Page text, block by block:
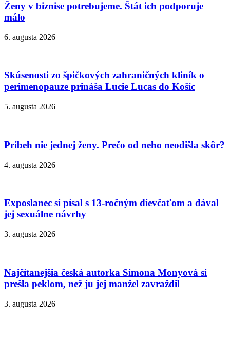
Ženy v biznise potrebujeme. Štát ich podporuje
málo
6. augusta 2026
Skúsenosti zo špičkových zahraničných kliník o
perimenopauze prináša Lucie Lucas do Košíc
5. augusta 2026
Príbeh nie jednej ženy. Prečo od neho neodišla skôr?
4. augusta 2026
Exposlanec si písal s 13-ročným dievčaťom a dával
jej sexuálne návrhy
3. augusta 2026
Najčítanejšia česká autorka Simona Monyová si
prešla peklom, než ju jej manžel zavraždil
3. augusta 2026